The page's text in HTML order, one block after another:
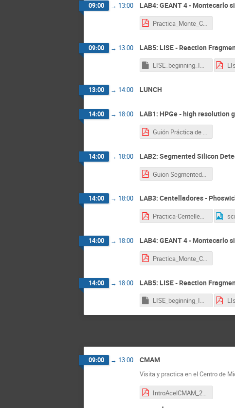
09:00 → 13:00 LAB4: GEANT 4 - Montecarlo
Practica_Monte_Carlo_2021.pdf
09:00 → 13:00 LAB5: LISE - Reaction
LISE_beginning_Init.lpp
13:00 → 14:00 LUNCH
14:00 → 18:00 LAB1: HPGe - high resolution
Guión Práctica de HPGe.pdf
14:00 → 18:00 LAB2: Segmented Silicon
Guion Segmented-Si Lab2.pdf
14:00 → 18:00 LAB3: Centelladores -
Practica-Centelleo.pdf
14:00 → 18:00 LAB4: GEANT 4 - Montecarlo
Practica_Monte_Carlo_2021.pdf
14:00 → 18:00 LAB5: LISE - Reaction
LISE_beginning_Init.lpp
09:00 → 13:00 CMAM
Visita y practica en el Centro de
IntroAcelCMAM_2021.pdf